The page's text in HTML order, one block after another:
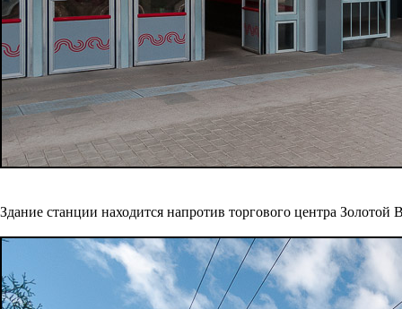
Здание станции находится напротив торгового центра Золотой